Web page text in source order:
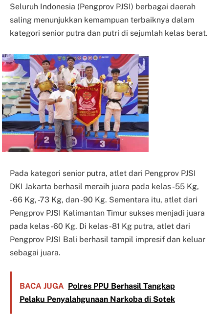
Seluruh Indonesia (Pengprov PJSI) berbagai daerah
saling menunjukkan kemampuan terbaiknya dalam
kategori senior putra dan putri di sejumlah kelas berat.
Pada kategori senior putra, atlet dari Pengprov PJSI
DKI Jakarta berhasil meraih juara pada kelas -55 Kg,
-66 Kg, -73 Kg, dan -90 Kg. Sementara itu, atlet dari
Pengprov PJSI Kalimantan Timur sukses menjadi juara
pada kelas -60 Kg. Di kelas -81 Kg putra, atlet dari
Pengprov PJSI Bali berhasil tampil impresif dan keluar
sebagai juara.
BACA JUGA Polres PPU Berhasil Tangkap
Pelaku Penyalahgunaan Narkoba di Sotek